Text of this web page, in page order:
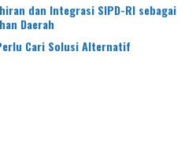
dan Integrasi SIPD-RI sebagai
Daerah
Cari Solusi Alternatif